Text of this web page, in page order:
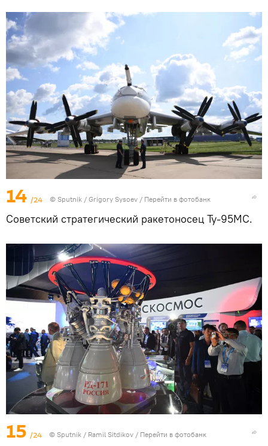
14 /24 © Sputnik / Grigory Sysoev / Перейти в фотобанк
Советский стратегический ракетоносец Ту-95МС.
15 /24 © Sputnik / Ramil Sitdikov / Перейти в фотобанк